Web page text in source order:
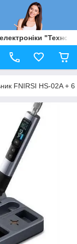
"Техно
FNIRSI HS-02A + 6